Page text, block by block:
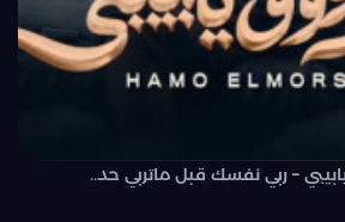
– ربي نفسك قبل ماتربي حد..